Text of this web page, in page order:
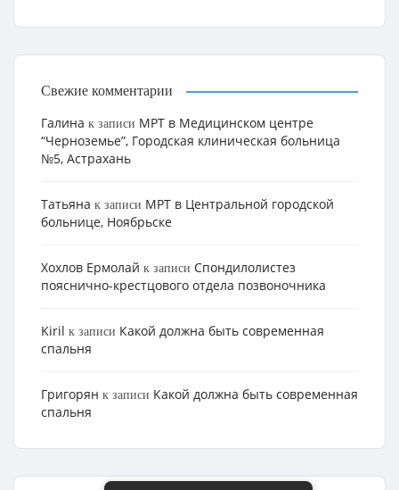
Свежие комментарии
Галина к записи МРТ в Медицинском центре
“Черноземье”, Городская клиническая больница
№5, Астрахань
Татьяна к записи МРТ в Центральной городской
больнице, Ноябрьске
Хохлов Ермолай к записи Cпондилолистез
пояснично-крестцового отдела позвоночника
Kiril к записи Какой должна быть современная
спальня
Григорян к записи Какой должна быть современная
спальня